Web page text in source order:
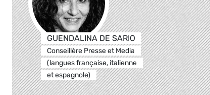
GUENDALINA DE SARIO
Conseillère Presse et Media
(langues française, italienne
et espagnole)